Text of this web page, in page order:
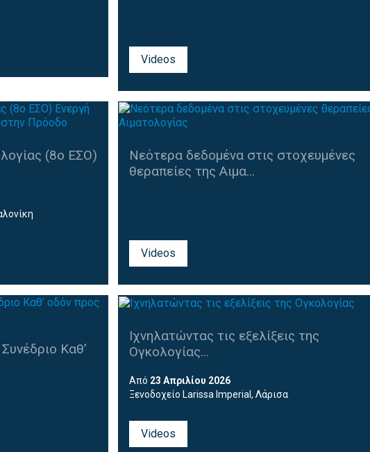
Videos
(8ο ΕΣΟ)
Videos,
Νεότερα δεδομένα στις στοχευμένες
θεραπείες της Αιμα...
Videos
Καθ’
Ιχνηλατώντας τις εξελίξεις της
Ογκολογίας...
Από 23 Απριλίου 2026
Ξενοδοχείο Larissa Imperial, Λάρισα
Videos